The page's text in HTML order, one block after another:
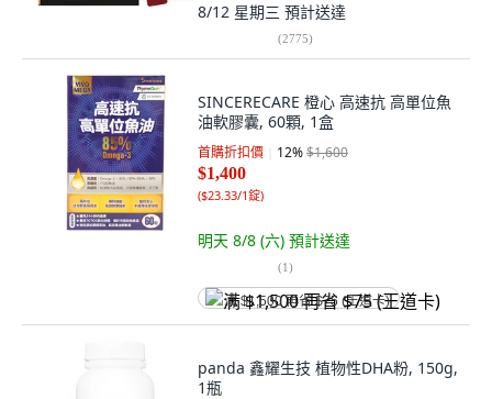
8/12 星期三 預計送達
(2775)
SINCERECARE 橙心 高速抗 高單位魚
油軟膠囊, 60顆, 1盒
首購折扣價 12%$1,600
$1,400
($23.33/1錠)
明天 8/8 (六) 預計送達
(1)
满 $1,500 再省 $75 (王道卡)
panda 鑫耀生技 植物性DHA粉, 150g,
1瓶